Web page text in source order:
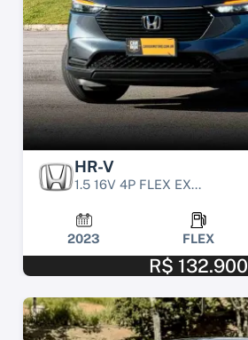
HR-V
1.5 16V 4P FLEX EX...
2023 FLEX
R$ 132.900